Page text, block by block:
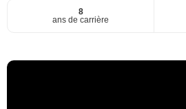
8
ans de carrière